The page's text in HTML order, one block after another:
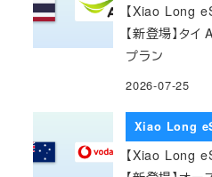
【Xiao Long
【新登場】タ
プラン
2026-07-25
Xiao Long
【Xiao Long